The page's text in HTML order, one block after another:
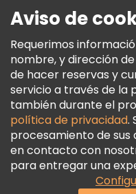
Términos E
Política De Cookies
Freetour Premios
Programa De Fidelidad
Aviso de
Requerimos
nombre, y dirección
de hacer reservas y
servicio a través de la
también durante el
política de privacidad.
procesamiento de sus
en contacto con
para entregar una